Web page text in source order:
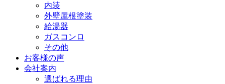
内装
外壁屋根塗装
給湯器
ガスコンロ
その他
お客様の声
会社案内
選ばれる理由